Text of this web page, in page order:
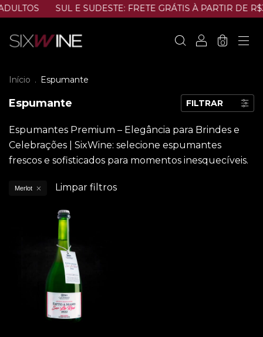
SUL E SUDESTE: FRETE GRÁTIS À PARTIR DE
0
Início . Espumante
Espumante FILTRAR
Espumantes Premium – Elegância para Brindes e
Celebrações | SixWine: selecione espumantes
frescos e sofisticados para momentos inesquecíveis.
Merlot Limpar filtros